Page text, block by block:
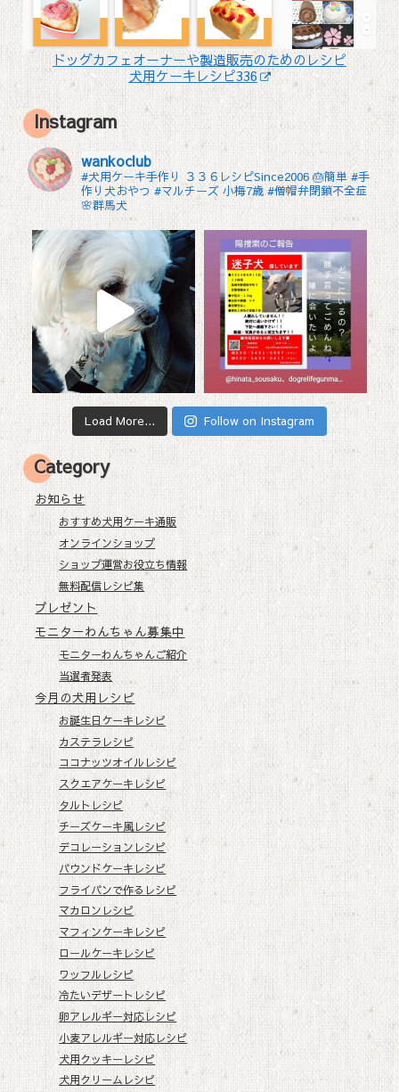
ドッグカフェオーナーや製造販売のためのレシピ
犬用ケーキレシピ336
Instagram
wankoclub
#犬用ケーキ手作り ３３６レシピSince2006 🎂簡単 #手
作り犬おやつ#マルチーズ 小梅7歳 #僧帽弁閉鎖不全症
🌸群馬犬
Load More... Follow on Instagram
Category
お知らせ
おすすめ犬用ケーキ通販
オンラインショップ
ショップ運営お役立ち情報
無料配信レシピ集
プレゼント
モニターわんちゃん募集中
モニターわんちゃんご紹介
当選者発表
今月の犬用レシピ
お誕生日ケーキレシピ
カステラレシピ
ココナッツオイルレシピ
スクエアケーキレシピ
タルトレシピ
チーズケーキ風レシピ
デコレーションレシピ
パウンドケーキレシピ
フライパンで作るレシピ
マカロンレシピ
マフィンケーキレシピ
ロールケーキレシピ
ワッフルレシピ
冷たいデザートレシピ
卵アレルギー対応レシピ
小麦アレルギー対応レシピ
犬用クッキーレシピ
犬用クリームレシピ